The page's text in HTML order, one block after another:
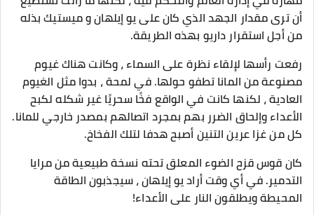
أن ترى مقدار الجهد الذي كان على يو إيلهان و ميستيك بذله
من أجل استقرار داريو بهذه الطريقة.
رفعت رأسها لإلقاء نظرة على السماء ، وكانت هناك غيوم
مصنوعة من المانا تطفو حولها. في لمحة ، بدوا مثل الغيوم
العادية ، لكنها كانت في الواقع فخًا سحريًا غير شكله لكبح
الأعداء وإلحاق الضرر بهم بمجرد اتصالهم بمصدر خارجي للمانا.
كل من غزا عرين التنين أصبح هدفا لتلك الفخاخ.
كان قوس قزح الضوء المعلق تحته نسخة طبيعية من مرايا
التدمير. في أي وقت أراد يو إيلهان ، سيجذبون الطاقة
المحيطة ويطلقون النار على الأعداء!